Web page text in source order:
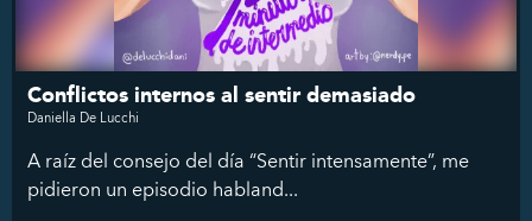
Conflictos internos al sentir demasiado
Daniella De Lucchi
A raíz del consejo del día “Sentir intensamente”, me
pidieron un episodio habland...